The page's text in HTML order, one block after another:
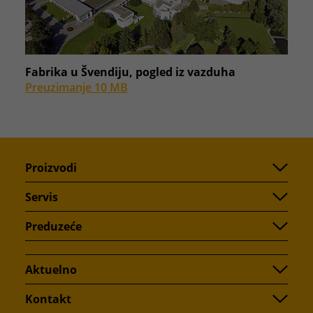
Fabrika u Švendiju, pogled iz vazduha
Preuzimanje 10 MB
Proizvodi
Servis
Preduzeće
Aktuelno
Kontakt